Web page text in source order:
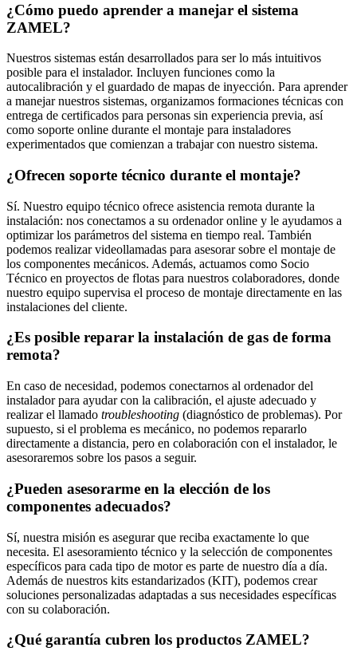
¿Cómo puedo aprender a manejar el sistema
ZAMEL?
Nuestros sistemas están desarrollados para ser lo más intuitivos
posible para el instalador. Incluyen funciones como la
autocalibración y el guardado de mapas de inyección. Para aprender
a manejar nuestros sistemas, organizamos formaciones técnicas con
entrega de certificados para personas sin experiencia previa, así
como soporte online durante el montaje para instaladores
experimentados que comienzan a trabajar con nuestro sistema.
¿Ofrecen soporte técnico durante el montaje?
Sí. Nuestro equipo técnico ofrece asistencia remota durante la
instalación: nos conectamos a su ordenador online y le ayudamos a
optimizar los parámetros del sistema en tiempo real. También
podemos realizar videollamadas para asesorar sobre el montaje de
los componentes mecánicos. Además, actuamos como Socio
Técnico en proyectos de flotas para nuestros colaboradores, donde
nuestro equipo supervisa el proceso de montaje directamente en las
instalaciones del cliente.
¿Es posible reparar la instalación de gas de forma
remota?
En caso de necesidad, podemos conectarnos al ordenador del
instalador para ayudar con la calibración, el ajuste adecuado y
realizar el llamado troubleshooting (diagnóstico de problemas). Por
supuesto, si el problema es mecánico, no podemos repararlo
directamente a distancia, pero en colaboración con el instalador, le
asesoraremos sobre los pasos a seguir.
¿Pueden asesorarme en la elección de los
componentes adecuados?
Sí, nuestra misión es asegurar que reciba exactamente lo que
necesita. El asesoramiento técnico y la selección de componentes
específicos para cada tipo de motor es parte de nuestro día a día.
Además de nuestros kits estandarizados (KIT), podemos crear
soluciones personalizadas adaptadas a sus necesidades específicas
con su colaboración.
¿Qué garantía cubren los productos ZAMEL?